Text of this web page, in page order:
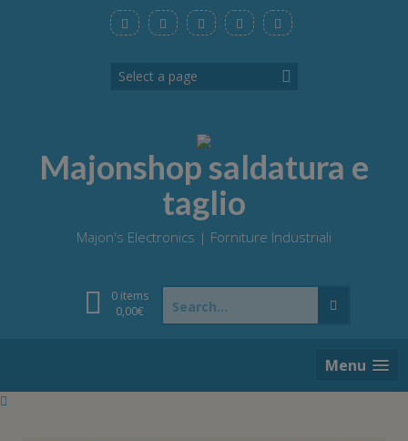
Majonshop saldatura e
taglio
Majon's Electronics | Forniture Industriali
0 items
0,00€
Search
for:
Menu